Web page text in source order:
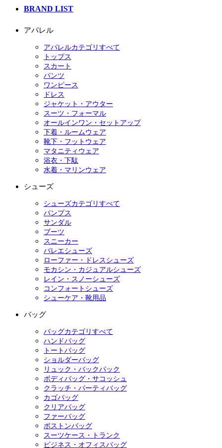
BRAND LIST
アパレル
アパレルカテゴリすべて
トップス
スカート
パンツ
ワンピース
ドレス
ジャケット・アウター
スーツ・フォーマル
オールインワン・セットアップ
下着・ルームウェア
靴下・フットウェア
マタニティウェア
浴衣・下駄
水着・マリンウェア
シューズ
シューズカテゴリすべて
パンプス
サンダル
ブーツ
スニーカー
バレエシューズ
ローファー・ドレスシューズ
モカシン・カジュアルシューズ
レイン・スノーシューズ
コンフォートシューズ
シューケア・靴用品
バッグ
バッグカテゴリすべて
ハンドバッグ
トートバッグ
ショルダーバッグ
リュック・バックパック
ボディバッグ・サコッシュ
クラッチ・パーティバッグ
カゴバッグ
クリアバッグ
ファーバッグ
ボストンバッグ
スーツケース・トランク
ビジネス・オフィスバッグ